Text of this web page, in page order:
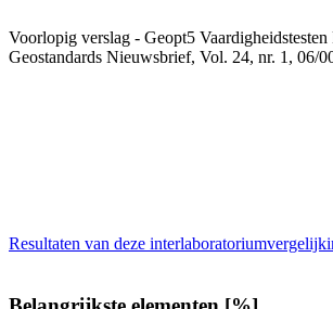
Voorlopig verslag - Geopt5 Vaardigheidstesten
Geostandards Nieuwsbrief, Vol. 24, nr. 1, 06/
Resultaten van deze